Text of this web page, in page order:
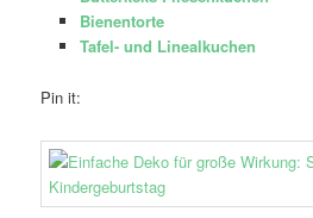
Bienentorte
Tafel- und Linealkuchen
Pin it: